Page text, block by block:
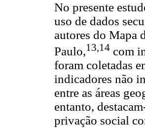
No presente
uso de dados
autores do Mapa
Paulo,13,14 com
foram coletadas
indicadores não
entre as áreas
entanto,
privação social